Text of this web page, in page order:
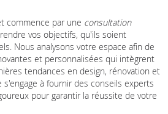
commence par une consultation
vos objectifs, qu'ils soient
Nous analysons votre espace afin de
et personnalisées qui intègrent
tendances en design, rénovation et
à fournir des conseils experts
pour garantir la réussite de votre